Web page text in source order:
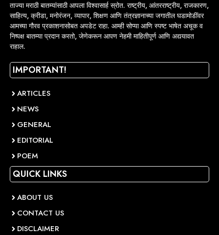
ताज्या मराठी बातम्यांसाठी आपला विश्वासार्ह स्रोत. राष्ट्रीय, आंतरराष्ट्रीय, राजकारण,
साहित्य, क्रीडा, मनोरंजन, व्यापार, शिक्षण आणि तंत्रज्ञानाच्या जगातील घडामोडींवर
आमच्या गौरव प्रकाशनासोबत अपडेट राहा. आम्ही सोप्या आणि स्पष्ट भाषेत अचूक व
निष्पक्ष बातम्या प्रदान करतो, जेणेकरून आपण नेहमी माहितीपूर्ण आणि अद्ययावत
राहाल.
IMPORTANT!
ARTICLES
NEWS
GENERAL
EDITORIAL
POEM
QUICK LINKS
ABOUT US
CONTACT US
DISCLAIMER